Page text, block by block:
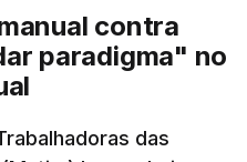
contra
paradigma" no
das